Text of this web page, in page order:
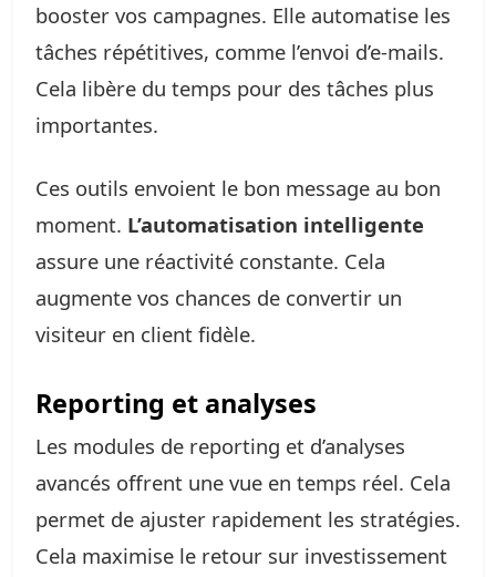
booster vos campagnes. Elle automatise les
tâches répétitives, comme l’envoi d’e-mails.
Cela libère du temps pour des tâches plus
importantes.
Ces outils envoient le bon message au bon
moment. L’automatisation intelligente
assure une réactivité constante. Cela
augmente vos chances de convertir un
visiteur en client fidèle.
Reporting et analyses
Les modules de reporting et d’analyses
avancés offrent une vue en temps réel. Cela
permet de ajuster rapidement les stratégies.
Cela maximise le retour sur investissement